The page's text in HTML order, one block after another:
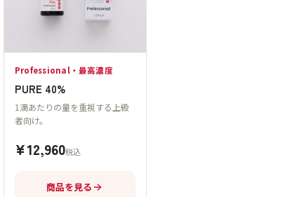
Professional・最高濃度
PURE 40%
1滴あたりの量を重視する上級
者向け。
¥12,960税込
商品を見る